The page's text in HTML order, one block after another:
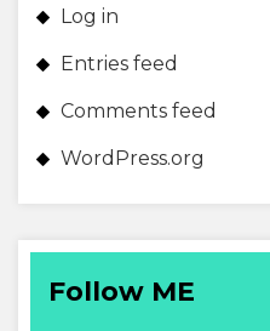
Log in
Entries feed
Comments feed
WordPress.org
Follow ME